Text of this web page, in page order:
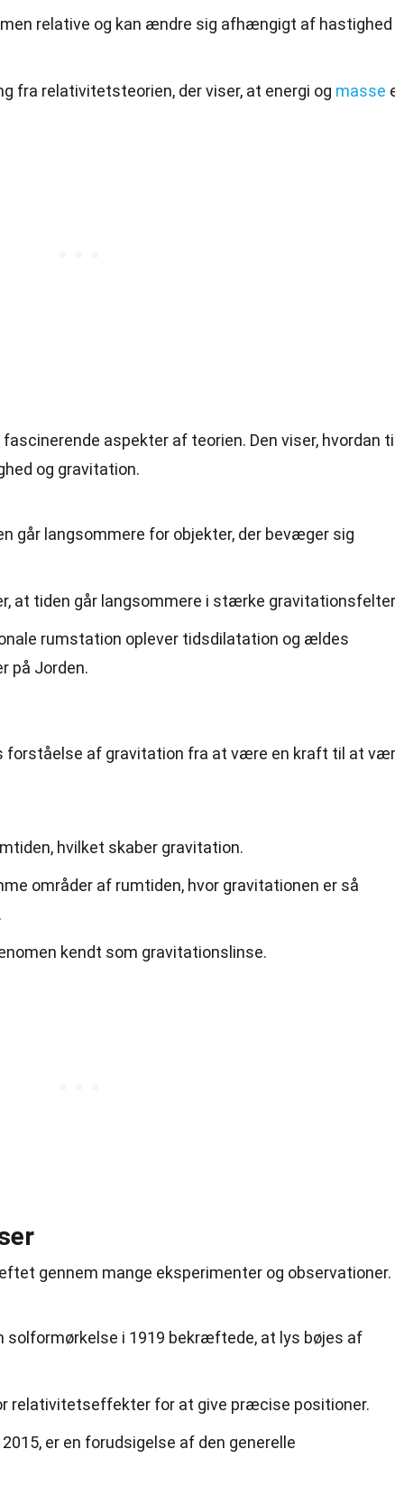
relative og kan ændre sig afhængigt af hastighed
fra relativitetsteorien, der viser, at energi og masse
aspekter af teorien. Den viser, hvordan
og gravitation.
går langsommere for objekter, der bevæger sig
at tiden går langsommere i stærke
rumstation oplever tidsdilatation og ældes
på Jorden.
af gravitation fra at være en kraft til at
hvilket skaber gravitation.
områder af rumtiden, hvor gravitationen er så
kendt som gravitationslinse.
gennem mange eksperimenter og observationer.
solformørkelse i 1919 bekræftede, at lys bøjes af
relativitetseffekter for at give præcise positioner.
er en forudsigelse af den generelle